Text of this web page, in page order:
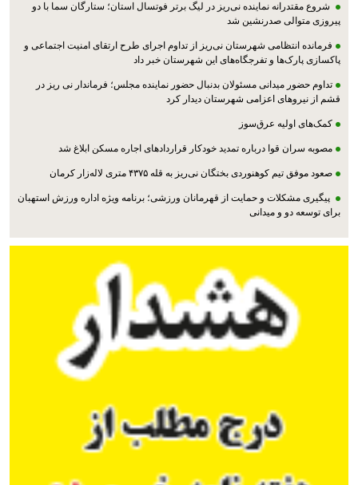
شروع مقتدرانه نماینده نی‌ریز در لیگ برتر فوتسال استان؛ ستارگان سما با دو
پیروزی متوالی صدرنشین شد
فرمانده انتظامی شهرستان نی‌ریز از تداوم اجرای طرح ارتقای امنیت اجتماعی و
پاکسازی پارک‌ها و تفرجگاه‌های این شهرستان خبر داد
تداوم حضور میدانی مسئولان بدنبال حضور نماینده مجلس؛ فرماندار نی ریز در
قشم از نیروهای اعزامی شهرستان دیدار کرد
کمک‌های اولیه عرق‌سوز
مصوبه سران قوا درباره تمدید خودکار قراردادهای اجاره مسکن ابلاغ شد
صعود موفق تیم کوهنوردی بختگان نی‌ریز به قله ۴۳۷۵ متری لاله‌زار کرمان
پیگیری مشکلات و حمایت از قهرمانان ورزشی؛ برنامه ویژه اداره ورزش استهبان
برای توسعه دو و میدانی